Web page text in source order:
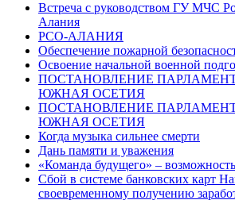
Встреча с руководством ГУ МЧС
Алания
РСО-АЛАНИЯ
Обеспечение пожарной
Освоение начальной военной
ПОСТАНОВЛЕНИЕ
ЮЖНАЯ ОСЕТИЯ
ПОСТАНОВЛЕНИЕ
ЮЖНАЯ ОСЕТИЯ
Когда музыка сильнее смерти
Дань памяти и уважения
«Команда будущего» –
Сбой в системе банковских карт
своевременному получению